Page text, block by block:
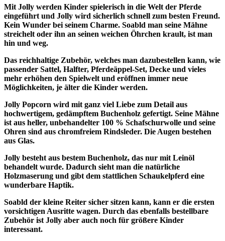
Mit Jolly werden Kinder spielerisch in die Welt der Pferde
eingeführt und Jolly wird sicherlich schnell zum besten Freund.
Kein Wunder bei seinem Charme. Soabld man seine Mähne
streichelt oder ihn an seinen weichen Öhrchen krault, ist man
hin und weg.
Das reichhaltige Zubehör, welches man dazubestellen kann, wie
passender Sattel, Halfter, Pferdeäppel-Set, Decke und vieles
mehr erhöhen den Spielwelt und eröffnen immer neue
Möglichkeiten, je älter die Kinder werden.
Jolly Popcorn wird mit ganz viel Liebe zum Detail aus
hochwertigem, gedämpftem Buchenholz gefertigt. Seine Mähne
ist aus heller, unbehandelter 100 % Schafschurwolle und seine
Ohren sind aus chromfreiem Rindsleder. Die Augen bestehen
aus Glas.
Jolly besteht aus bestem Buchenholz, das nur mit Leinöl
behandelt wurde. Dadurch sieht man die natürliche
Holzmaserung und gibt dem stattlichen Schaukelpferd eine
wunderbare Haptik.
Soabld der kleine Reiter sicher sitzen kann, kann er die ersten
vorsichtigen Ausritte wagen. Durch das ebenfalls bestellbare
Zubehör ist Jolly aber auch noch für größere Kinder
interessant.